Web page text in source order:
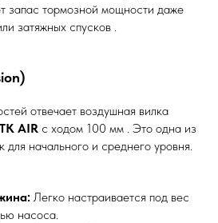
запас тормозной мощности даже
затяжных спусков .
отвечает воздушная вилка
AIR с ходом 100 мм . Это одна из
для начального и среднего уровня.
Легко настраивается под вес
насоса.